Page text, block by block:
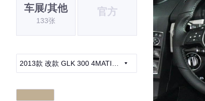
车展/其他
133张
官方
2013款 改款 GLK 300 4MATIC